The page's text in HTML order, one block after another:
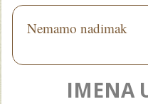
Nemamo nadimak
IMENA